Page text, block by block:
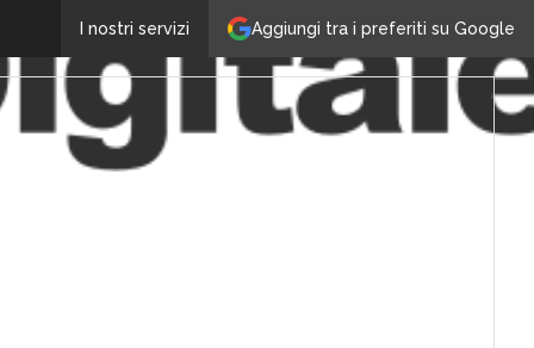
Aggiungi tra i preferiti su Google
I nostri servizi